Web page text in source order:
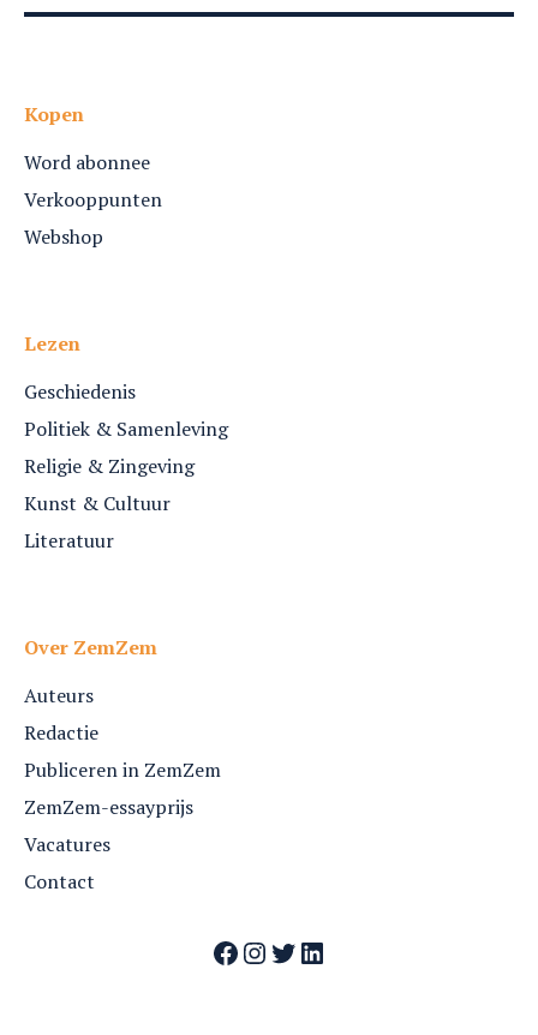
Kopen
Word abonnee
Verkooppunten
Webshop
Lezen
Geschiedenis
Politiek & Samenleving
Religie & Zingeving
Kunst & Cultuur
Literatuur
Over ZemZem
Auteurs
Redactie
Publiceren in ZemZem
ZemZem-essayprijs
Vacatures
Contact
Facebook
Instagram
Twitter
LinkedIn